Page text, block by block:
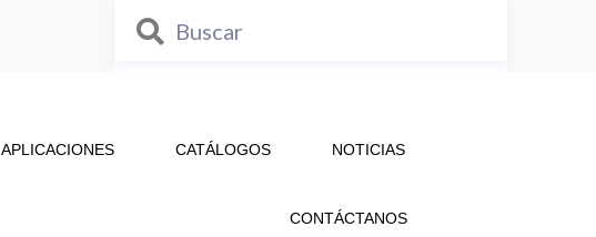
APLICACIONES CATÁLOGOS NOTICIAS
CONTÁCTANOS